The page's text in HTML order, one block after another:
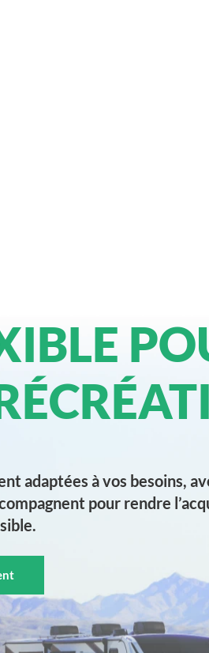
adaptées à vos besoins,
pour rendre